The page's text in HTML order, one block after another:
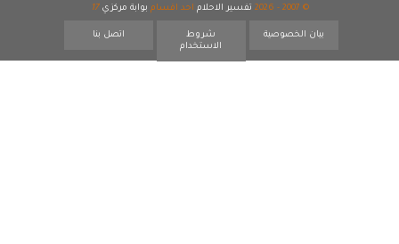
© 2007 - 2026 تفسير الاحلام احد اقسام بوابة مركزي 17
بيان الخصوصية
شروط
الاستخدام
اتصل بنا